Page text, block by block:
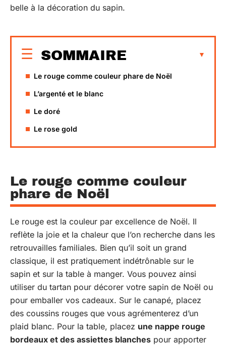
belle à la décoration du sapin.
SOMMAIRE
Le rouge comme couleur phare de Noël
L’argenté et le blanc
Le doré
Le rose gold
Le rouge comme couleur
phare de Noël
Le rouge est la couleur par excellence de Noël. Il
reflète la joie et la chaleur que l’on recherche dans les
retrouvailles familiales. Bien qu’il soit un grand
classique, il est pratiquement indétrônable sur le
sapin et sur la table à manger. Vous pouvez ainsi
utiliser du tartan pour décorer votre sapin de Noël ou
pour emballer vos cadeaux. Sur le canapé, placez
des coussins rouges que vous agrémenterez d’un
plaid blanc. Pour la table, placez une nappe rouge
bordeaux et des assiettes blanches pour apporter